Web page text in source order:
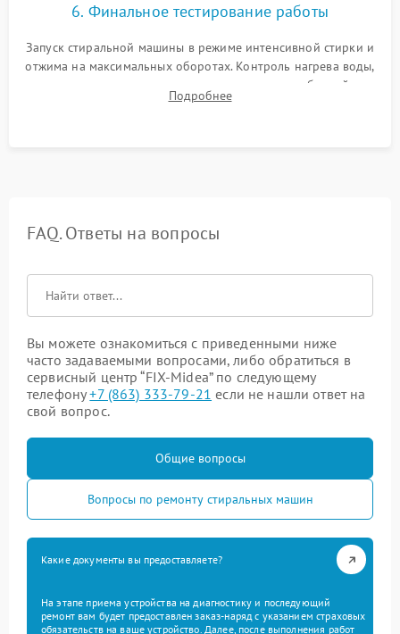
6. Финальное тестирование работы
Запуск стиральной машины в режиме интенсивной стирки и
отжима на максимальных оборотах. Контроль нагрева воды,
корректности слива, отсутствия излишних вибраций,
посторонних стуков и протечек под корпусом.
Подробнее
FAQ. Ответы на вопросы
Вы можете ознакомиться с приведенными ниже
часто задаваемыми вопросами, либо обратиться в
сервисный центр “FIX-Midea” по следующему
телефону+7 (863) 333-79-21 если не нашли ответ на
свой вопрос.
Общие вопросы
Вопросы по ремонту стиральных машин
Какие документы вы предоставляете?
На этапе приема устройства на диагностику и последующий
ремонт вам будет предоставлен заказ-наряд с указанием страховых
обязательств на ваше устройство. Далее, после выполнения работ